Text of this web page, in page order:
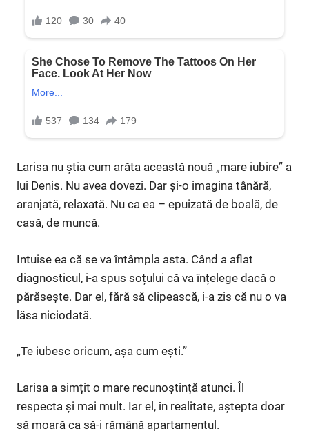
Larisa nu știa cum arăta această nouă „mare iubire” a
lui Denis. Nu avea dovezi. Dar și-o imagina tânără,
aranjată, relaxată. Nu ca ea – epuizată de boală, de
casă, de muncă.
Intuise ea că se va întâmpla asta. Când a aflat
diagnosticul, i-a spus soțului că va înțelege dacă o
părăsește. Dar el, fără să clipească, i-a zis că nu o va
lăsa niciodată.
„Te iubesc oricum, așa cum ești.”
Larisa a simțit o mare recunoștință atunci. Îl
respecta și mai mult. Iar el, în realitate, aștepta doar
să moară ca să-i rămână apartamentul.